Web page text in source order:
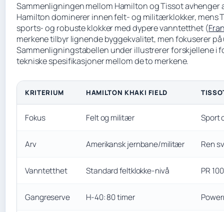
Sammenligningen mellom Hamilton og Tissot avhenger
Hamilton dominerer innen felt- og militærklokker, mens
sports- og robuste klokker med dypere vanntetthet (
merkene tilbyr lignende byggekvalitet, men fokuserer
Sammenligningstabellen under illustrerer forskjellene i
tekniske spesifikasjoner mellom de to merkene.
KRITERIUM HAMILTON KHAKI FIELD
Fokus Felt og militær Sport
Arv Amerikansk jernbane/militær Ren
Vanntetthet Standard feltklokke-nivå PR
Gangreserve H-40: 80 timer